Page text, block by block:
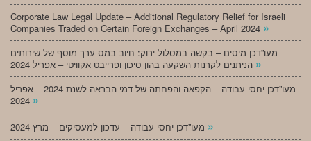
Corporate Law Legal Update – Additional Regulatory Relief for Israeli
Companies Traded on Certain Foreign Exchanges – April 2024 »
מעו”דכן מיסים – בקשה במסלול ירוק: חיוב במס ערך מוסף של שירותים
»
מעו”דכן יחסי עבודה – הקפאה והפחתה של דמי הבראה לשנת 2024 – אפריל
»
»